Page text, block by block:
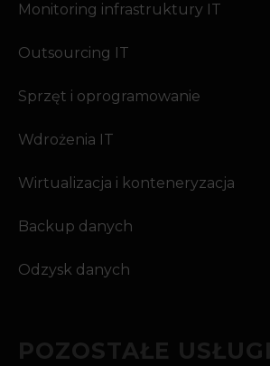
Monitoring infrastruktury IT
Outsourcing IT
Sprzęt i oprogramowanie
Wdrożenia IT
Wirtualizacja i konteneryzacja
Backup danych
Odzysk danych
POZOSTAŁE USŁUGI